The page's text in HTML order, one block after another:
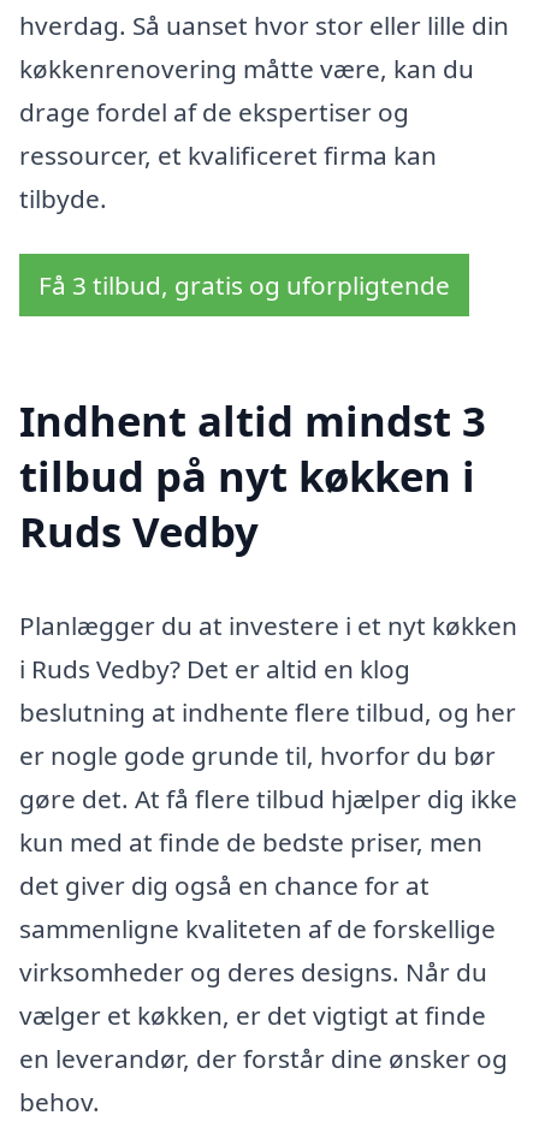
hverdag. Så uanset hvor stor eller lille din
køkkenrenovering måtte være, kan du
drage fordel af de ekspertiser og
ressourcer, et kvalificeret firma kan
tilbyde.
Få 3 tilbud, gratis og uforpligtende
Indhent altid mindst 3
tilbud på nyt køkken i
Ruds Vedby
Planlægger du at investere i et nyt køkken
i Ruds Vedby? Det er altid en klog
beslutning at indhente flere tilbud, og her
er nogle gode grunde til, hvorfor du bør
gøre det. At få flere tilbud hjælper dig ikke
kun med at finde de bedste priser, men
det giver dig også en chance for at
sammenligne kvaliteten af de forskellige
virksomheder og deres designs. Når du
vælger et køkken, er det vigtigt at finde
en leverandør, der forstår dine ønsker og
behov.